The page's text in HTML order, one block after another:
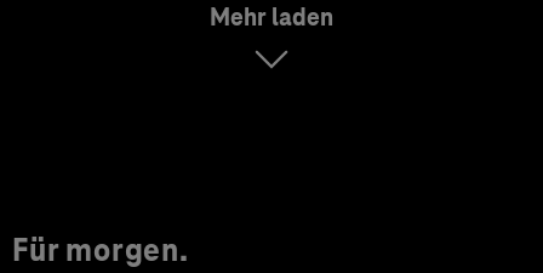
Mehr laden
Für morgen.